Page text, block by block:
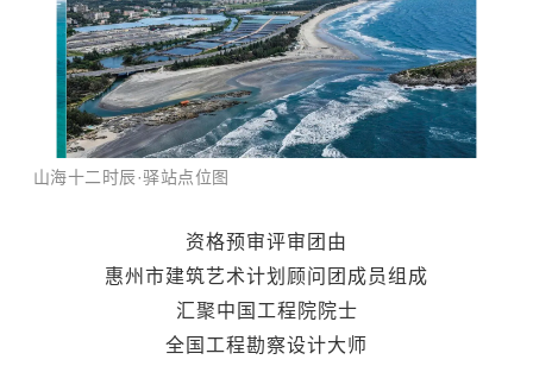
山海十二时辰·驿站点位图
资格预审评审团由
惠州市建筑艺术计划顾问团成员组成
汇聚中国工程院院士
全国工程勘察设计大师